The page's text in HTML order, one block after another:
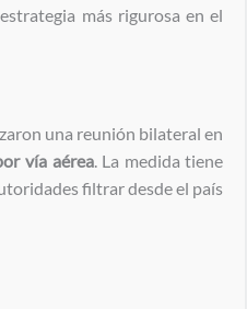
más rigurosa en el
una reunión bilateral en
vía aérea. La medida tiene
filtrar desde el país